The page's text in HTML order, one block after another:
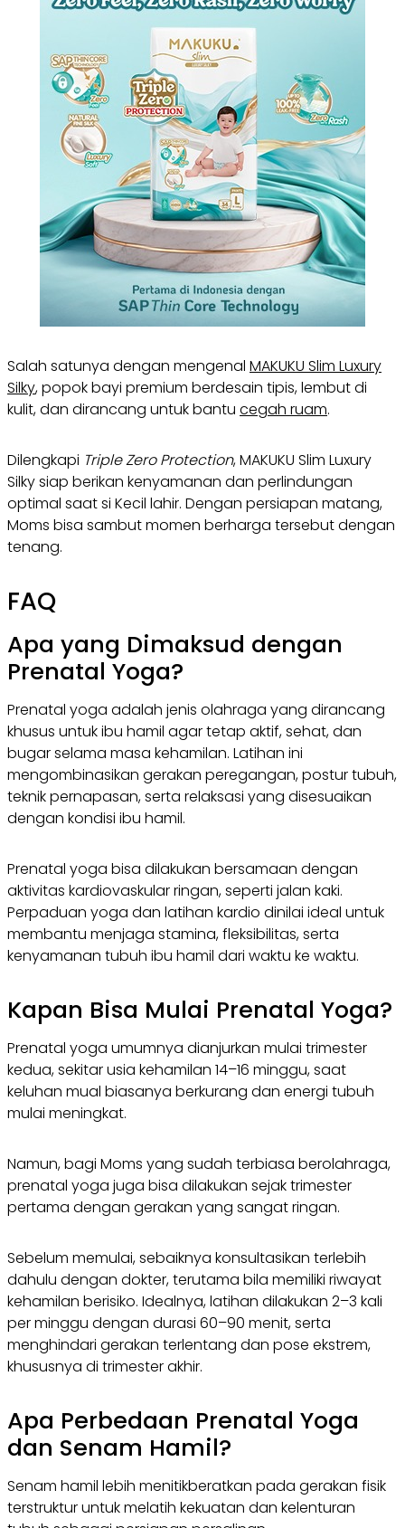
Salah satunya dengan mengenal MAKUKU Slim Luxury
Silky, popok bayi premium berdesain tipis, lembut di
kulit, dan dirancang untuk bantu cegah ruam.
Dilengkapi Triple Zero Protection, MAKUKU Slim Luxury
Silky siap berikan kenyamanan dan perlindungan
optimal saat si Kecil lahir. Dengan persiapan matang,
Moms bisa sambut momen berharga tersebut dengan
tenang.
FAQ
Apa yang Dimaksud dengan
Prenatal Yoga?
Prenatal yoga adalah jenis olahraga yang dirancang
khusus untuk ibu hamil agar tetap aktif, sehat, dan
bugar selama masa kehamilan. Latihan ini
mengombinasikan gerakan peregangan, postur tubuh,
teknik pernapasan, serta relaksasi yang disesuaikan
dengan kondisi ibu hamil.
Prenatal yoga bisa dilakukan bersamaan dengan
aktivitas kardiovaskular ringan, seperti jalan kaki.
Perpaduan yoga dan latihan kardio dinilai ideal untuk
membantu menjaga stamina, fleksibilitas, serta
kenyamanan tubuh ibu hamil dari waktu ke waktu.
Kapan Bisa Mulai Prenatal Yoga?
Prenatal yoga umumnya dianjurkan mulai trimester
kedua, sekitar usia kehamilan 14–16 minggu, saat
keluhan mual biasanya berkurang dan energi tubuh
mulai meningkat.
Namun, bagi Moms yang sudah terbiasa berolahraga,
prenatal yoga juga bisa dilakukan sejak trimester
pertama dengan gerakan yang sangat ringan.
Sebelum memulai, sebaiknya konsultasikan terlebih
dahulu dengan dokter, terutama bila memiliki riwayat
kehamilan berisiko. Idealnya, latihan dilakukan 2–3 kali
per minggu dengan durasi 60–90 menit, serta
menghindari gerakan terlentang dan pose ekstrem,
khususnya di trimester akhir.
Apa Perbedaan Prenatal Yoga
dan Senam Hamil?
Senam hamil lebih menitikberatkan pada gerakan fisik
terstruktur untuk melatih kekuatan dan kelenturan